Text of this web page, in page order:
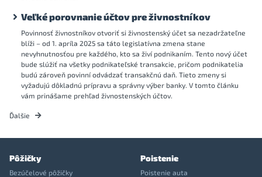
Veľké porovnanie účtov pre živnostníkov
Povinnosť živnostníkov otvoriť si živnostenský účet sa nezadržateľne
blíži – od 1. apríla 2025 sa táto legislatívna zmena stane
nevyhnutnosťou pre každého, kto sa živí podnikaním. Tento nový účet
bude slúžiť na všetky podnikateľské transakcie, pričom podnikatelia
budú zároveň povinní odvádzať transakčnú daň. Tieto zmeny si
vyžadujú dôkladnú prípravu a správny výber banky. V tomto článku
vám prinášame prehľad živnostenských účtov.
Ďalšie
Pôžičky
Bezúčelové pôžičky
Poistenie
Poistenie auta